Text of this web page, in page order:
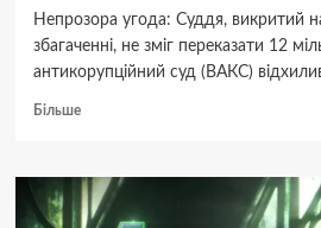
Непрозора угода: Суддя, викритий
збагаченні, не зміг переказати 12
антикорупційний суд (ВАКС)
БільшеДокладніше
Західного
апеляційного
госпсуду,